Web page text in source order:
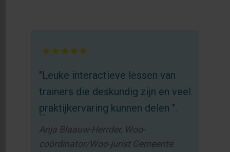
"Leuke interactieve lessen van
trainers die deskundig zijn en veel
praktijkervaring kunnen delen ".
Anja Blaauw-Herrder, Woo-
coördinator/Woo-jurist Gemeente